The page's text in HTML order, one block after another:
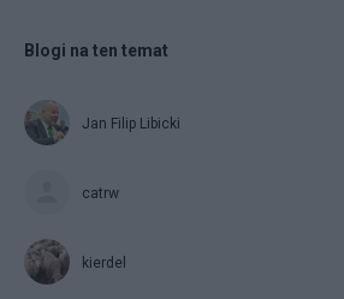
Blogi na ten temat
Jan Filip Libicki
catrw
kierdel